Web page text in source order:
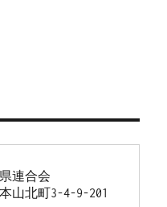
連合会
山北町3-4-9-201